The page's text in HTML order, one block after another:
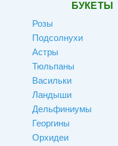
БУКЕТЫ
Розы
Подсолнухи
Астры
Тюльпаны
Васильки
Ландыши
Дельфиниумы
Георгины
Орхидеи